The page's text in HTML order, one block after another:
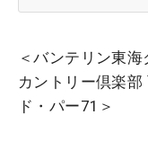
＜バンテリン東
カントリー倶楽
ド・パー71＞